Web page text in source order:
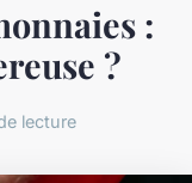
:
?
lecture